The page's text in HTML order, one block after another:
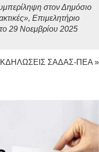
στον Δημόσιο
Επιμελητήριο
29 Νοεμβρίου 2025
ΣΑΔΑΣ-ΠΕΑ »